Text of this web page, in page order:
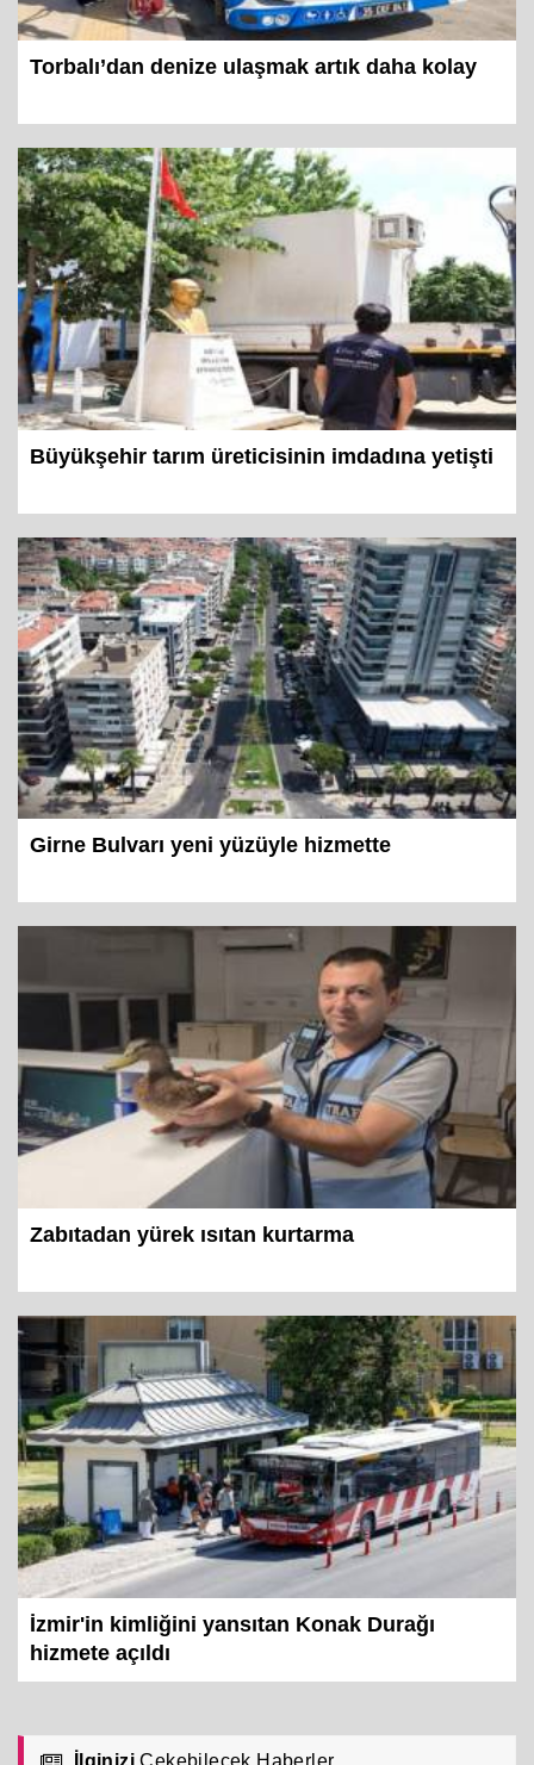
İzmir'in kimliğini yansıtan Konak Durağı
hizmete açıldı